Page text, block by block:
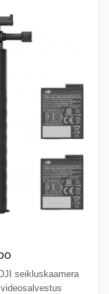
seikluskaamera